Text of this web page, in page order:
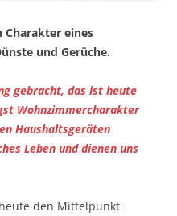
Charakter eines
und Gerüche.
gebracht, das ist heute
Wohnzimmercharakter
Haushaltsgeräten
Leben und dienen uns
den Mittelpunkt